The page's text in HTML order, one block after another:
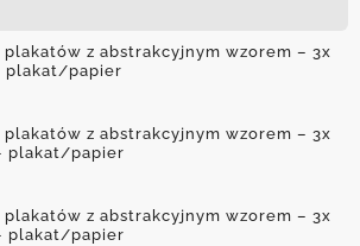
z abstrakcyjnym wzorem – 3x
plakat/papier
z abstrakcyjnym wzorem – 3x
plakat/papier
z abstrakcyjnym wzorem – 3x
plakat/papier